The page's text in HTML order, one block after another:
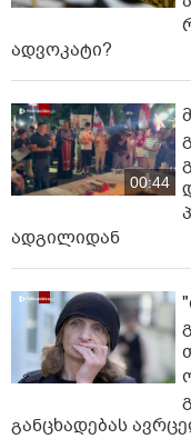
ადვოკატი?
00:44
ადგილიდან
განცხადებას